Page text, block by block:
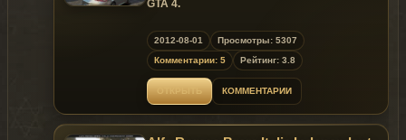
GTA 4.
Replaces: comet
2012-08-01
Просмотры: 5307
Комментарии: 5
Рейтинг: 3.8
КОММЕНТАРИИ